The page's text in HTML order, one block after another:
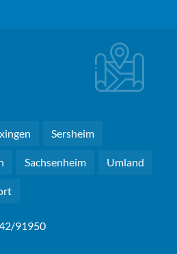
Sersheim
Sachsenheim Umland
91950